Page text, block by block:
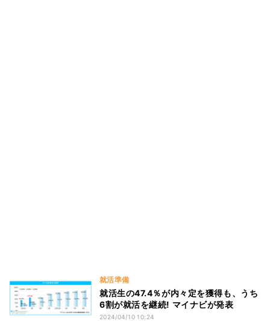
就活準備
就活生の47.4％が内々定を獲得も、うち
6割が就活を継続! マイナビが発表
2024/04/10 10:24